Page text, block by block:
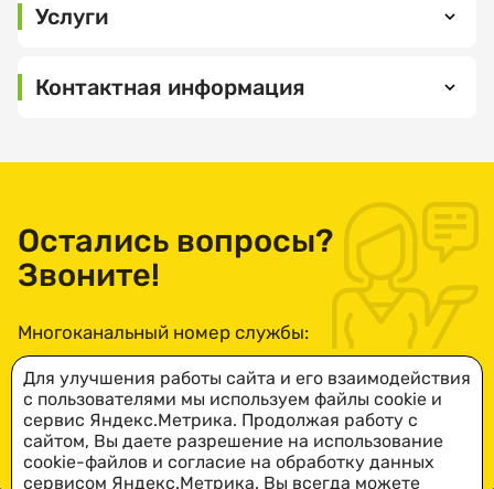
Услуги
Контактная информация
улица
Центральная,
дом №3
ПОСМОТРЕТЬ
НА КАРТЕ
Администрация:
Понедельник —
четверг: c 8:00
до 17:00,
Остались вопросы?
Звоните!
Многоканальный номер службы:
8-800-234-49-73
ПОДРОБНЕЕ
организацию
Выберите
дату
Выберите
Для улучшения работы сайта и его взаимодействия
с пользователями мы используем файлы cookie и
сервис Яндекс.Метрика. Продолжая работу с
сайтом, Вы даете разрешение на использование
cookie-файлов и согласие на обработку данных
сервисом Яндекс.Метрика. Вы всегда можете